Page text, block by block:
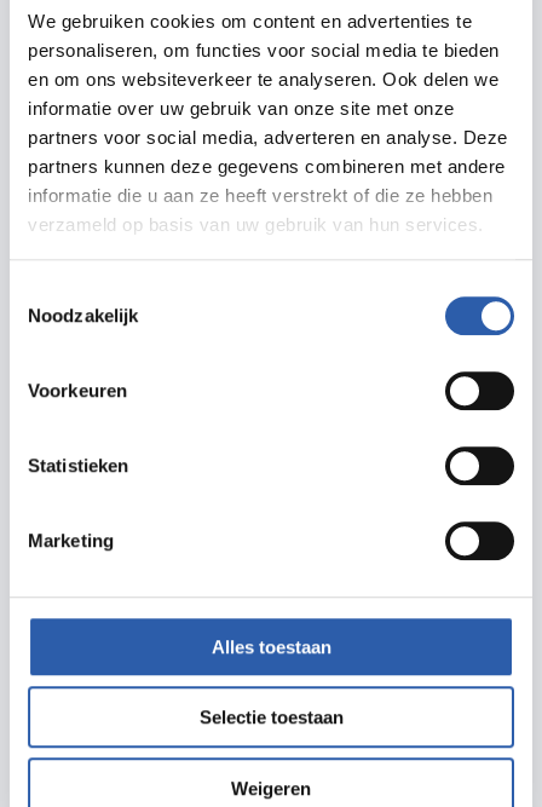
We gebruiken cookies om content en advertenties te
personaliseren, om functies voor social media te bieden
en om ons websiteverkeer te analyseren. Ook delen we
informatie over uw gebruik van onze site met onze
partners voor social media, adverteren en analyse. Deze
partners kunnen deze gegevens combineren met andere
informatie die u aan ze heeft verstrekt of die ze hebben
verzameld op basis van uw gebruik van hun services.
Noodzakelijk
Voorkeuren
Statistieken
Marketing
Alles toestaan
Selectie toestaan
Weigeren
Meerdere wanden hebben een streeppatroon. Het
tapijt is knalblauw en de liftschacht oranje. En
ook bij kasten en loungebanken zorgt kleur voor
sfeer. Verder speelt hout een prominente rol.
Donker massief merbauhout komt terug in de
trappen, de balies van de informatiepunten en de
gehuisvest in het nieuwe gebouw en is een
samenleving. Precies zoals echtpaar Stork het
moet hebben. De Openbare Bibliotheek Hengelo
al jaren voordat de Openbare Bibliotheek werd
geopend. In 1919 schonk het echtpaar Stork hun
collectie en 50.000 gulden aan de stad Hengelo,
zodat er een Openbare Leeszaal en Bibliotheek
opgezet kon worden.